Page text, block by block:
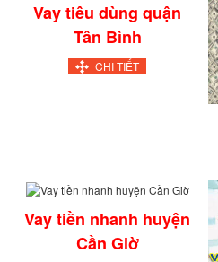
Vay tiêu dùng quận
Tân Bình
CHI TIẾT
Vay tiền nhanh huyện
Cần Giờ